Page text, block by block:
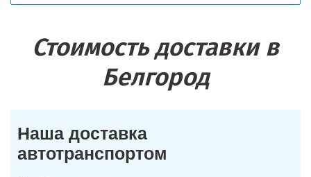
Стоимость доставки в
Белгород
Наша доставка
автотранспортом